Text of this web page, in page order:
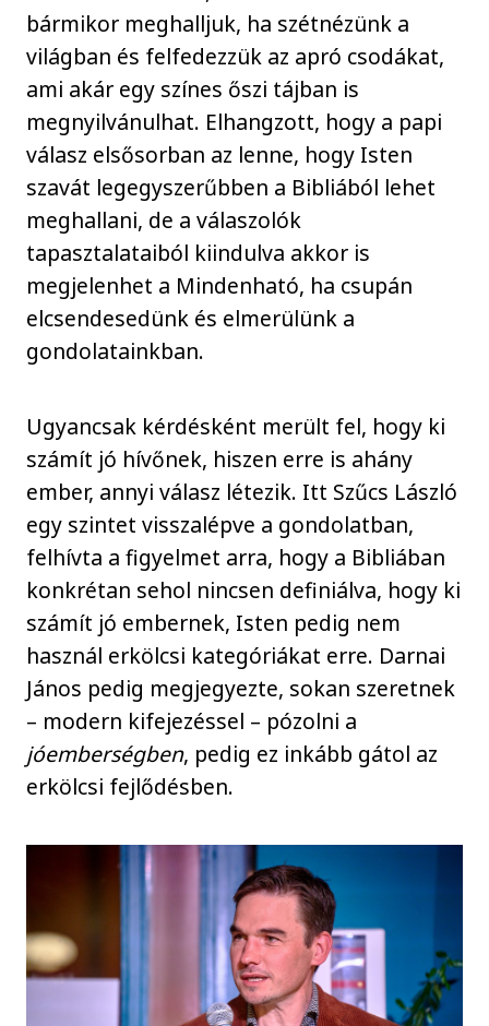
bármikor meghalljuk, ha szétnézünk a
világban és felfedezzük az apró csodákat,
ami akár egy színes őszi tájban is
megnyilvánulhat. Elhangzott, hogy a papi
válasz elsősorban az lenne, hogy Isten
szavát legegyszerűbben a Bibliából lehet
meghallani, de a válaszolók
tapasztalataiból kiindulva akkor is
megjelenhet a Mindenható, ha csupán
elcsendesedünk és elmerülünk a
gondolatainkban.
Ugyancsak kérdésként merült fel, hogy ki
számít jó hívőnek, hiszen erre is ahány
ember, annyi válasz létezik. Itt Szűcs László
egy szintet visszalépve a gondolatban,
felhívta a figyelmet arra, hogy a Bibliában
konkrétan sehol nincsen definiálva, hogy ki
számít jó embernek, Isten pedig nem
használ erkölcsi kategóriákat erre. Darnai
János pedig megjegyezte, sokan szeretnek
– modern kifejezéssel – pózolni a
jóemberségben, pedig ez inkább gátol az
erkölcsi fejlődésben.